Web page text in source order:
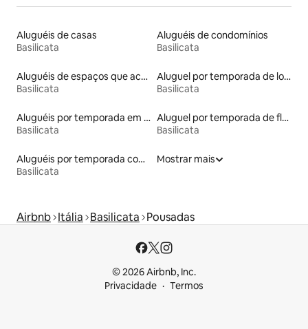
Aluguéis de casas
Basilicata
Aluguéis de condomínios
Basilicata
Aluguéis de espaços que aceitam animais de estimação
Basilicata
Aluguel por temporada de lofts
Basilicata
Aluguéis por temporada em hotéis-fazenda
Basilicata
Aluguel por temporada de flats
Basilicata
Aluguéis por temporada com acesso à praia
Basilicata
Mostrar mais
Airbnb Itália Basilicata Pousadas
© 2026 Airbnb, Inc.
Privacidade
Termos